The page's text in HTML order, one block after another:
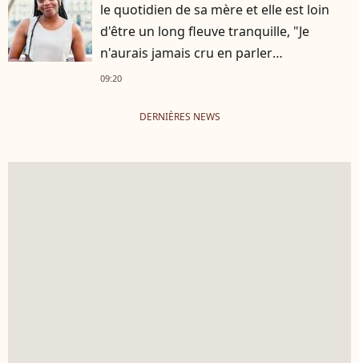
le quotidien de sa mère et elle est loin
d'être un long fleuve tranquille, "Je
n'aurais jamais cru en parler
publiquement"
09:20
DERNIÈRES NEWS